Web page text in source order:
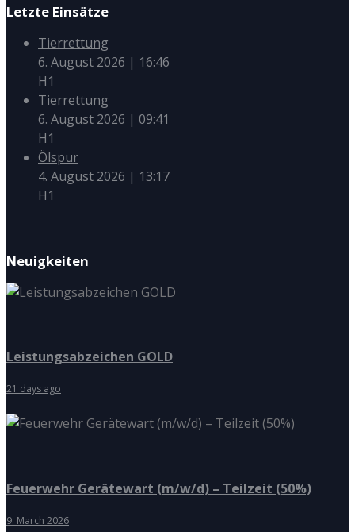
Letzte Einsätze
Tierrettung
6. August 2026 | 16:46
H1
Tierrettung
6. August 2026 | 09:41
H1
Ölspur
4. August 2026 | 13:17
H1
Neuigkeiten
Leistungsabzeichen GOLD
21 days ago
Feuerwehr Gerätewart (m/w/d) – Teilzeit (50%)
9. March 2026